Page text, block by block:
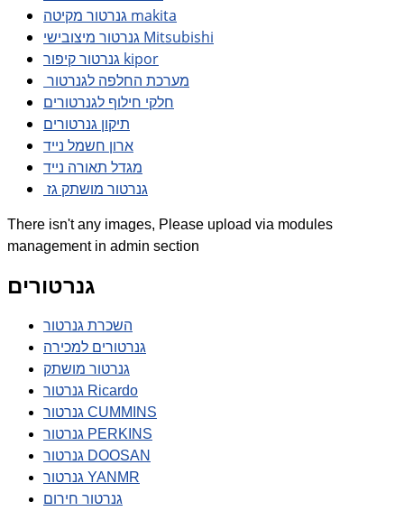
גנרטור מקיטה makita
גנרטור מיצובישי Mitsubishi
גנרטור קיפור kipor
מערכת החלפה לגנרטור
חלקי חילוף לגנרטורים
תיקון גנרטורים
ארון חשמל נייד
מגדל תאורה נייד
גנרטור מושתק גז
There isn't any images, Please upload via modules
management in admin section
גנרטורים
השכרת גנרטור
גנרטורים למכירה
גנרטור מושתק
גנרטור Ricardo
גנרטור CUMMINS
גנרטור PERKINS
גנרטור DOOSAN
גנרטור YANMR
גנרטור חירום